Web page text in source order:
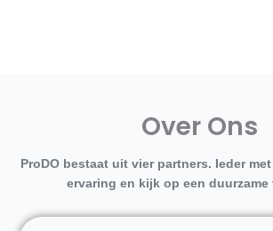
Over Ons
ProDO bestaat uit vier partners. Ieder
ervaring en kijk op een duurzame